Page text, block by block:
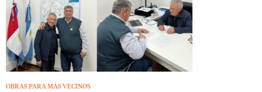
OBRAS PARA MÁS VECINOS